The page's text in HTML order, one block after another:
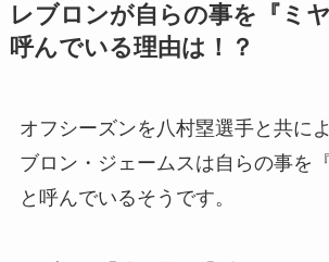
レブロンが自らの事を『ミ
呼んでいる理由は！？
オフシーズンを八村塁選手と共に
ブロン・ジェームスは自らの事を
と呼んでいるそうです。